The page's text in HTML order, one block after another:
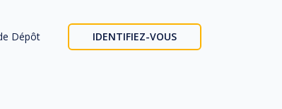
Dépôt IDENTIFIEZ-VOUS